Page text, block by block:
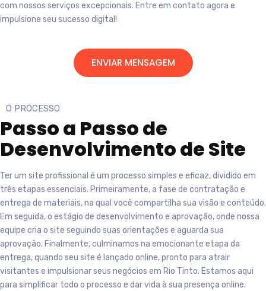
com nossos serviços excepcionais. Entre em contato agora e
impulsione seu sucesso digital!
ENVIAR MENSAGEM
O PROCESSO
Passo a Passode
Desenvolvimento de Site
Ter um site profissional é um processo simples e eficaz, dividido em
três etapas essenciais. Primeiramente, a fase de contratação e
entrega de materiais, na qual você compartilha sua visão e conteúdo.
Em seguida, o estágio de desenvolvimento e aprovação, onde nossa
equipe cria o site seguindo suas orientações e aguarda sua
aprovação. Finalmente, culminamos na emocionante etapa da
entrega, quando seu site é lançado online, pronto para atrair
visitantes e impulsionar seus negócios em Rio Tinto. Estamos aqui
para simplificar todo o processo e dar vida à sua presença online.